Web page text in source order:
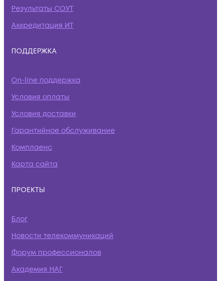
Результаты СОУТ
Аккредитация ИТ
ПОДДЕРЖКА
On-line поддержка
Условия оплаты
Условия доставки
Гарантийное обслуживание
Комплаенс
Карта сайта
ПРОЕКТЫ
Блог
Новости телекоммуникаций
Форум профессионалов
Академия НАГ